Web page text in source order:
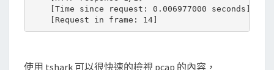
    [Time since request: 0.006977000 seconds]
使用 tshark 可以很快速的檢視 pcap 的內容，